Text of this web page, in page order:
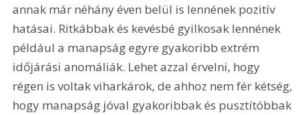
annak már néhány éven belül is lennének pozitív
hatásai. Ritkábbak és kevésbé gyilkosak lennének
például a manapság egyre gyakoribb extrém
időjárási anomáliák. Lehet azzal érvelni, hogy
régen is voltak viharkárok, de ahhoz nem fér kétség,
hogy manapság jóval gyakoribbak és pusztítóbbak